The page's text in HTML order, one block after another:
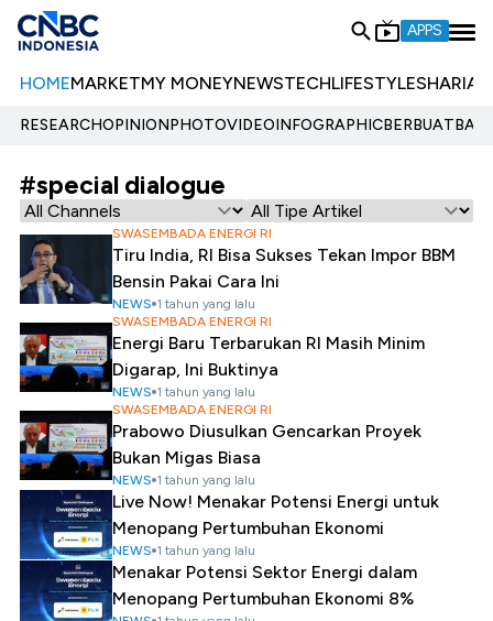
APPS
HOMEMARKETMY MONEYNEWSTECHLIFESTYLESHARIA
RESEARCHOPINIONPHOTOVIDEOINFOGRAPHIC
#special dialogue
SWASEMBADA ENERGI RI
Tiru India, RI Bisa Sukses Tekan Impor BBM
Bensin Pakai Cara Ini
NEWS 1 tahun yang lalu
SWASEMBADA ENERGI RI
Energi Baru Terbarukan RI Masih Minim
Digarap, Ini Buktinya
NEWS 1 tahun yang lalu
SWASEMBADA ENERGI RI
Prabowo Diusulkan Gencarkan Proyek
Bukan Migas Biasa
NEWS 1 tahun yang lalu
Live Now! Menakar Potensi Energi untuk
Menopang Pertumbuhan Ekonomi
NEWS 1 tahun yang lalu
Menakar Potensi Sektor Energi dalam
Menopang Pertumbuhan Ekonomi 8%